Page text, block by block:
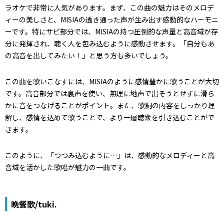
ラオケで非常に人気があります。まず、この曲の魅力はそのメロデ
ィーの美しさと、MISIAの透き通った声が生み出す感動的なハーモニ
ーです。特にサビ部分では、MISIAの持つ圧倒的な声量と高音域が存
分に発揮され、聴く人を包み込むように感動させます。「自分もあ
の高音を出してみたい！」と思う方も多いでしょう。
この曲を歌いこなすには、MISIAのように感情豊かに歌うことが大切
です。高音部分では裏声を使い、無理に地声で出そうとせずに滑ら
かに音をつなげることがポイント。また、歌詞の内容をしっかり理
解し、感情を込めて歌うことで、より一層聴衆を引き込むことがで
きます。
このように、「つつみ込むように…」は、感動的なメロディーと高
音域を活かした歌唱が魅力の一曲です。
晩餐歌/tuki.